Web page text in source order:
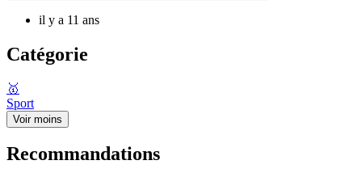
il y a 11 ans
Catégorie
🥇
Sport
Voir moins
Recommandations